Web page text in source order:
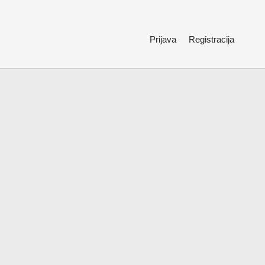
Prijava Registracija